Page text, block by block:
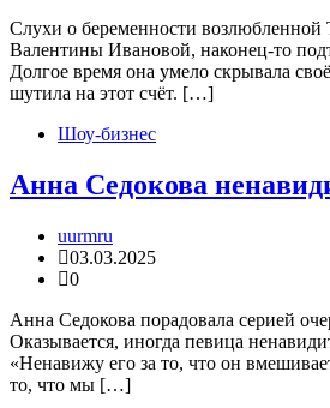
Слухи о беременности возлюбленной
Валентины Ивановой, наконец-то
Долгое время она умело скрывала
шутила на этот счёт. […]
Шоу-бизнес
Анна Седокова
uurmru
03.03.2025
0
Анна Седокова порадовала серией
Оказывается, иногда певица
«Ненавижу его за то, что он
то, что мы […]